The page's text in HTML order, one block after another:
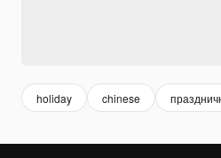
holiday chinese